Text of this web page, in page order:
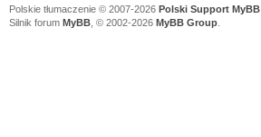
Polskie tłumaczenie © 2007-2026 Polski Support MyBB
Silnik forum MyBB , © 2002-2026 MyBB Group